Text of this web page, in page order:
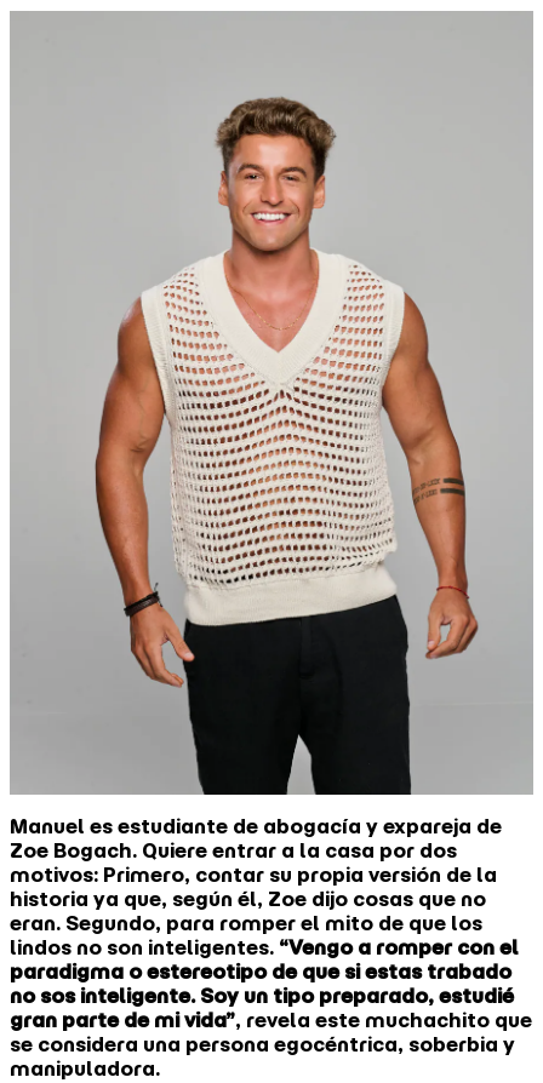
Manuel es estudiante de abogacía y expareja de
Zoe Bogach. Quiere entrar a la casa por dos
motivos: Primero, contar su propia versión de la
historia ya que, según él, Zoe dijo cosas que no
eran. Segundo, para romper el mito de que los
lindos no son inteligentes. “Vengo a romper con el
paradigma o estereotipo de que si estas trabado
no sos inteligente. Soy un tipo preparado, estudié
gran parte de mi vida”, revela este muchachito que
se considera una persona egocéntrica, soberbia y
manipuladora.